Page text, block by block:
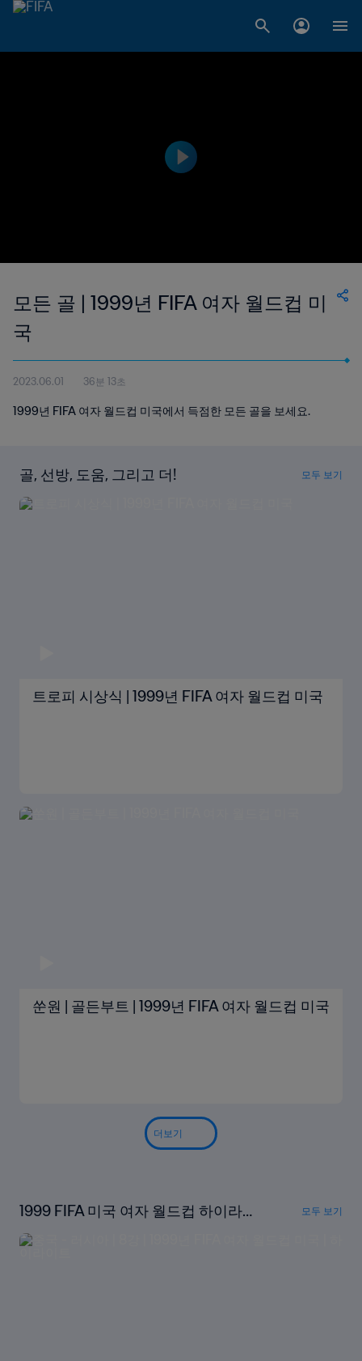
모든 골 | 1999년 FIFA 여자 월드컵 미
국
2023.06.01 36분 13초
1999년 FIFA 여자 월드컵 미국에서 득점한 모든 골을 보세요.
골, 선방, 도움, 그리고 더! 모두 보기
트로피 시상식 | 1999년 FIFA 여자 월드컵 미국
쑨원 | 골든부트 | 1999년 FIFA 여자 월드컵 미국
더보기
1999 FIFA 미국 여자 월드컵 하이라이
트
모두 보기